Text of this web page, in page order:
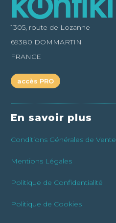
1305, route de Lozanne
69380 DOMMARTIN
FRANCE
accès PRO
En savoir plus
Conditions Générales de Vente
Mentions Légales
Politique de Confidentialité
Politique de Cookies